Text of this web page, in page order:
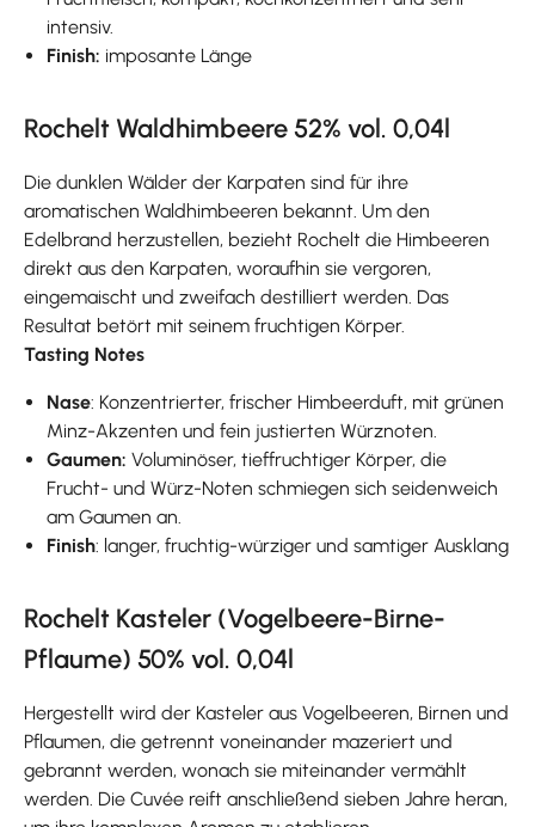
intensiv.
Finish: imposante Länge
Rochelt Waldhimbeere 52% vol. 0,04l
Die dunklen Wälder der Karpaten sind für ihre
aromatischen Waldhimbeeren bekannt. Um den
Edelbrand herzustellen, bezieht Rochelt die Himbeeren
direkt aus den Karpaten, woraufhin sie vergoren,
eingemaischt und zweifach destilliert werden. Das
Resultat betört mit seinem fruchtigen Körper.
Tasting Notes
Nase: Konzentrierter, frischer Himbeerduft, mit grünen
Minz-Akzenten und fein justierten Würznoten.
Gaumen: Voluminöser, tieffruchtiger Körper, die
Frucht- und Würz-Noten schmiegen sich seidenweich
am Gaumen an.
Finish: langer, fruchtig-würziger und samtiger Ausklang
Rochelt Kasteler (Vogelbeere-Birne-
Pflaume) 50% vol. 0,04l
Hergestellt wird der Kasteler aus Vogelbeeren, Birnen und
Pflaumen, die getrennt voneinander mazeriert und
gebrannt werden, wonach sie miteinander vermählt
werden. Die Cuvée reift anschließend sieben Jahre heran,